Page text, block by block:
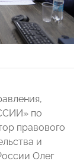
по
правового
и
Олег